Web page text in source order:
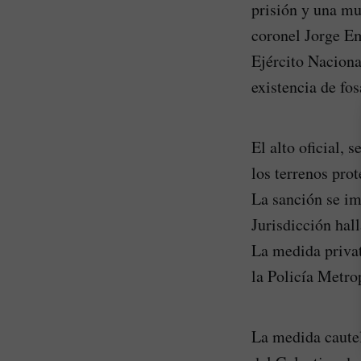
prisión y una
coronel Jorge
Ejército
existencia de
El alto oficial,
los terrenos
La sanción se
Jurisdicción
La medida
la Policía
La medida